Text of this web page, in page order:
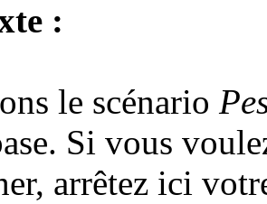
:
le scénario
Si vous
arrêtez ici